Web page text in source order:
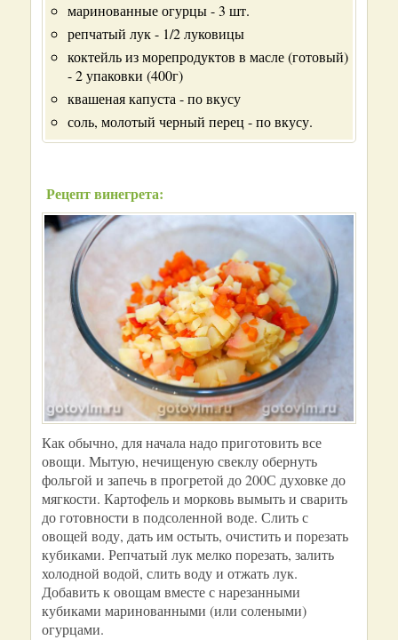
маринованные огурцы - 3 шт.
репчатый лук - 1/2 луковицы
коктейль из морепродуктов в масле (готовый)
- 2 упаковки (400г)
квашеная капуста - по вкусу
соль, молотый черный перец - по вкусу.
Рецепт винегрета:
Как обычно, для начала надо приготовить все
овощи. Мытую, нечищеную свеклу обернуть
фольгой и запечь в прогретой до 200С духовке до
мягкости. Картофель и морковь вымыть и сварить
до готовности в подсоленной воде. Слить с
овощей воду, дать им остыть, очистить и порезать
кубиками. Репчатый лук мелко порезать, залить
холодной водой, слить воду и отжать лук.
Добавить к овощам вместе с нарезанными
кубиками маринованными (или солеными)
огурцами.